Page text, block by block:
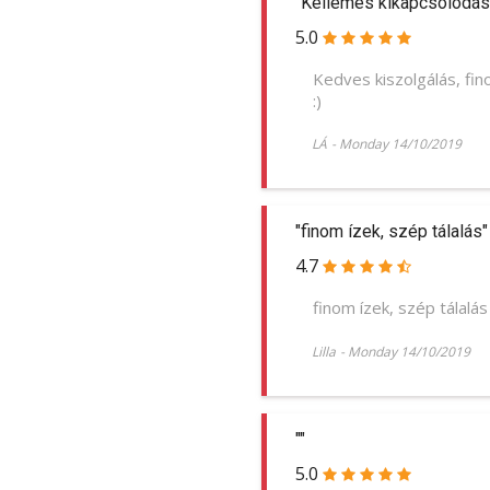
5.0
Kedves kiszolgálás,
:)
LÁ - Monday 14/10/2019
"finom ízek, szép tálalás"
4.7
finom ízek, szép tálalás
Lilla - Monday 14/10/2019
""
5.0